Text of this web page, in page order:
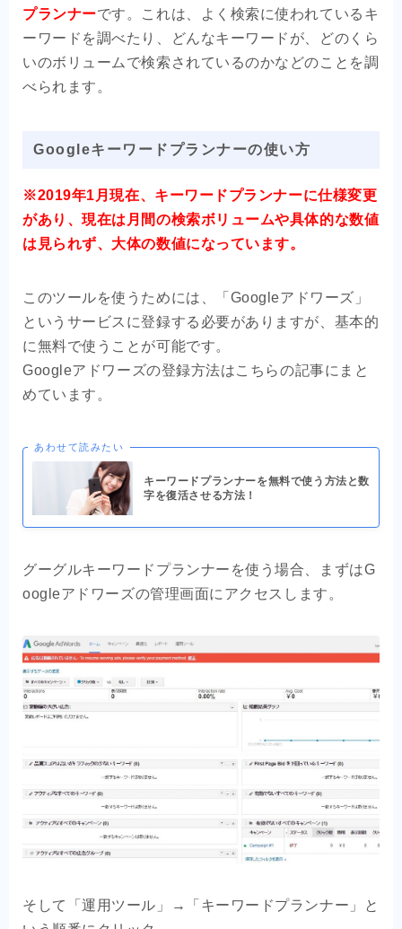
プランナーです。これは、よく検索に使われているキ
ーワードを調べたり、どんなキーワードが、どのくら
いのボリュームで検索されているのかなどのことを調
べられます。
Googleキーワードプランナーの使い方
※2019年1月現在、キーワードプランナーに仕様変更
があり、現在は月間の検索ボリュームや具体的な数値
は見られず、大体の数値になっています。
このツールを使うためには、「Googleアドワーズ」
というサービスに登録する必要がありますが、基本的
に無料で使うことが可能です。
Googleアドワーズの登録方法はこちらの記事にまと
めています。
あわせて読みたい
キーワードプランナーを無料で使う方法と数
字を復活させる方法！
グーグルキーワードプランナーを使う場合、まずはG
oogleアドワーズの管理画面にアクセスします。
そして「運用ツール」→「キーワードプランナー」と